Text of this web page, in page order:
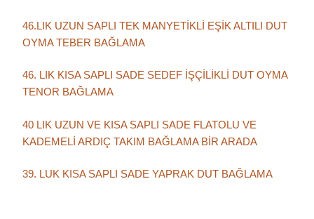
46.LIK UZUN SAPLI TEK MANYETİKLİ EŞİK ALTILI DUT
OYMA TEBER BAĞLAMA
46. LIK KISA SAPLI SADE SEDEF İŞÇİLİKLİ DUT OYMA
TENOR BAĞLAMA
40 LIK UZUN VE KISA SAPLI SADE FLATOLU VE
KADEMELİ ARDIÇ TAKIM BAĞLAMA BİR ARADA
39. LUK KISA SAPLI SADE YAPRAK DUT BAĞLAMA